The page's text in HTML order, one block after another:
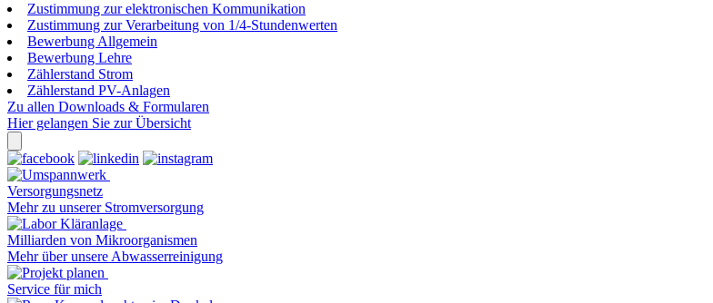
Zustimmung zur elektronischen Kommunikation
Zustimmung zur Verarbeitung von 1/4-Stundenwerten
Bewerbung Allgemein
Bewerbung Lehre
Zählerstand Strom
Zählerstand PV-Anlagen
Zu allen Downloads & Formularen
Hier gelangen Sie zur Übersicht
Versorgungsnetz
Mehr zu unserer Stromversorgung
Milliarden von Mikroorganismen
Mehr über unsere Abwasserreinigung
Service für mich